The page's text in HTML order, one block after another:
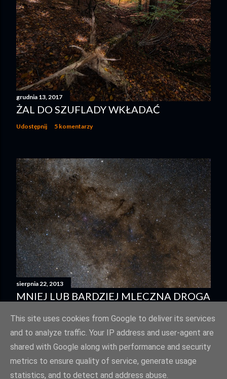
grudnia 13, 2017
ŻAL DO SZUFLADY WKŁADAĆ
Udostępnij 5 komentarzy
sierpnia 22, 2013
MNIEJ LUB BARDZIEJ MLECZNA DROGA
Obsługiwane przez usługę Blogger
This site uses cookies from Google to deliver its services
and to analyze traffic. Your IP address and user-agent are
shared with Google along with performance and security
metrics to ensure quality of service, generate usage
statistics, and to detect and address abuse.